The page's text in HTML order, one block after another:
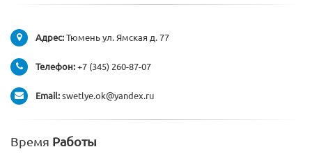
Адрес: Тюмень ул. Ямская д. 77
Телефон: +7 (345) 260-87-07
Email: swetlye.ok@yandex.ru
Время Работы